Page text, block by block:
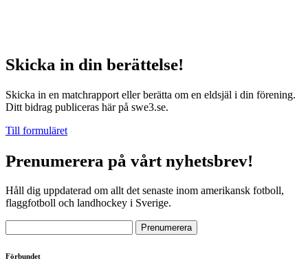
Skicka in din berättelse!
Skicka in en matchrapport eller berätta om en eldsjäl i din förening.
Ditt bidrag publiceras här på swe3.se.
Till formuläret
Prenumerera på vårt nyhetsbrev!
Håll dig uppdaterad om allt det senaste inom amerikansk fotboll,
flaggfotboll och landhockey i Sverige.
Förbundet